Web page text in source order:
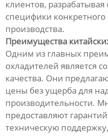
клиентов,
специфики
производства.
Преимущества
Одним из главных
охладителей является
качества. Они
цены без ущерба для
производительности.
предоставляют
техническую